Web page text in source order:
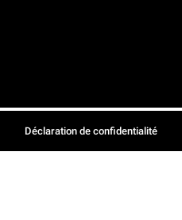
Déclaration de confidentialité